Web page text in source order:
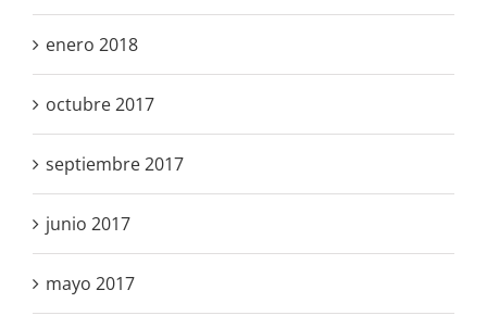
enero 2018
octubre 2017
septiembre 2017
junio 2017
mayo 2017